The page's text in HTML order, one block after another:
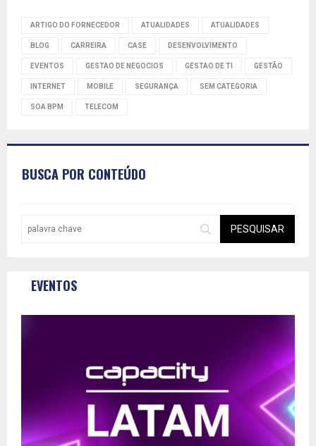
ARTIGO DO FORNECEDOR ATUALIDADES ATUALIDADES
BLOG CARREIRA CASE DESENVOLVIMENTO
EVENTOS GESTAO DE NEGOCIOS GESTAO DE TI GESTÃO
INTERNET MOBILE SEGURANÇA SEM CATEGORIA
SOA BPM TELECOM
BUSCA POR CONTEÚDO
EVENTOS